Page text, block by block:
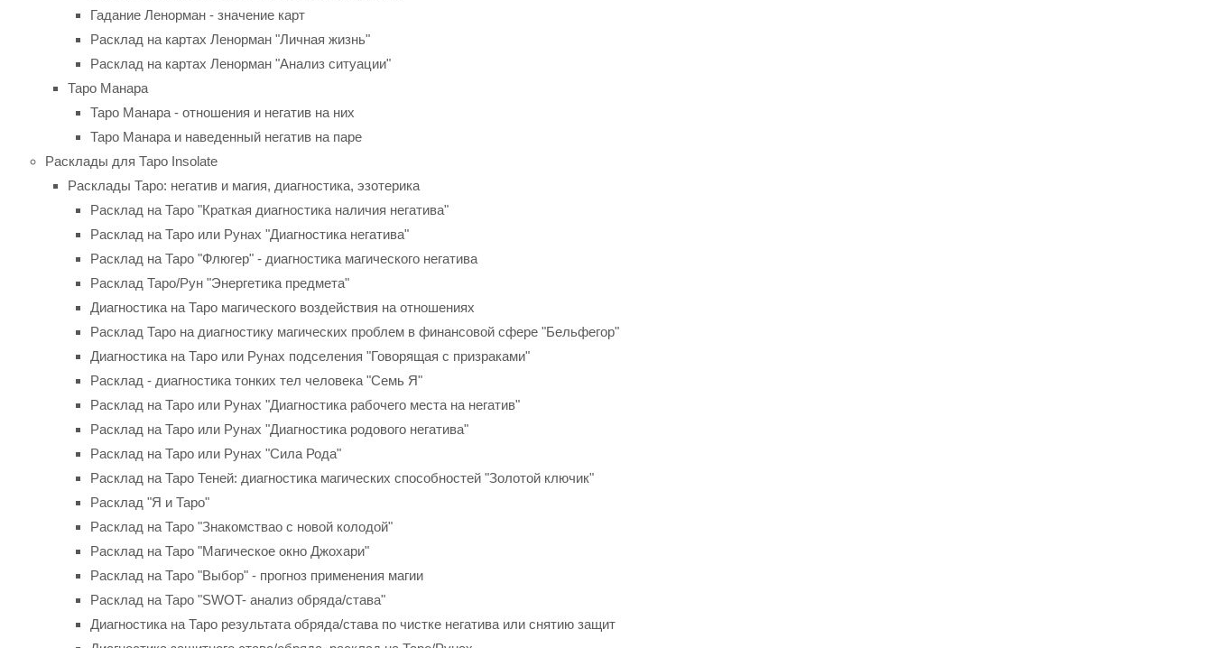
Гадание Ленорман - значение карт
Расклад на картах Ленорман "Личная жизнь"
Расклад на картах Ленорман "Анализ ситуации"
Таро Манара
Таро Манара - отношения и негатив на них
Таро Манара и наведенный негатив на паре
Расклады для Таро Insolate
Расклады Таро: негатив и магия, диагностика, эзотерика
Расклад на Таро "Краткая диагностика наличия негатива"
Расклад на Таро или Рунах "Диагностика негатива"
Расклад на Таро "Флюгер" - диагностика магического негатива
Расклад Таро/Рун "Энергетика предмета"
Диагностика на Таро магического воздействия на отношениях
Расклад Таро на диагностику магических проблем в финансовой сфере "Бельфегор"
Диагностика на Таро или Рунах подселения "Говорящая с призраками"
Расклад - диагностика тонких тел человека "Семь Я"
Расклад на Таро или Рунах "Диагностика рабочего места на негатив"
Расклад на Таро или Рунах "Диагностика родового негатива"
Расклад на Таро или Рунах "Сила Рода"
Расклад на Таро Теней: диагностика магических способностей "Золотой ключик"
Расклад "Я и Таро"
Расклад на Таро "Знакомствaо с новой колодой"
Расклад на Таро "Магическое окно Джохари"
Расклад на Таро "Выбор" - прогноз применения магии
Расклад на Таро "SWOT- анализ обряда/става"
Диагностика на Таро результата обряда/става по чистке негатива или снятию защит